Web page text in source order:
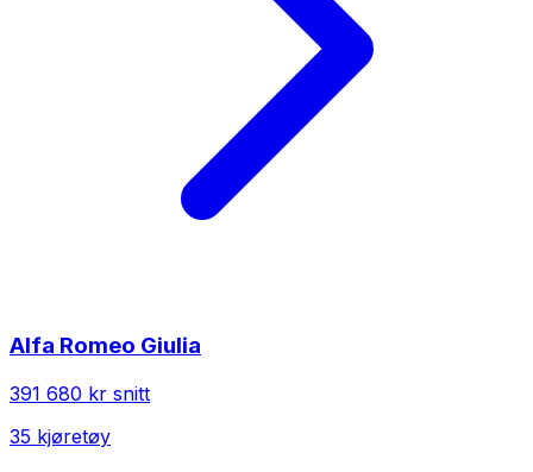
Alfa Romeo Giulia
391 680 kr snitt
35 kjøretøy